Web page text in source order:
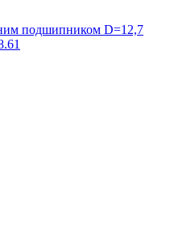
подшипником D=12,7